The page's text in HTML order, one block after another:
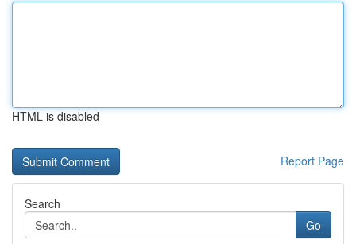
HTML is disabled
Report Page
Search
Go